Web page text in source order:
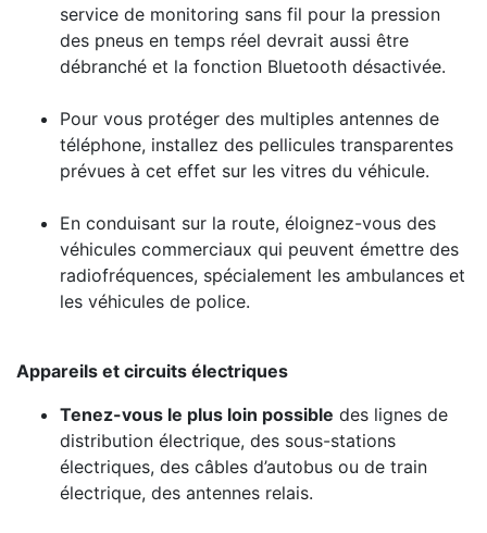
service de monitoring sans fil pour la pression
des pneus en temps réel devrait aussi être
débranché et la fonction Bluetooth désactivée.
Pour vous protéger des multiples antennes de
téléphone, installez des pellicules transparentes
prévues à cet effet sur les vitres du véhicule.
En conduisant sur la route, éloignez-vous des
véhicules commerciaux qui peuvent émettre des
radiofréquences, spécialement les ambulances et
les véhicules de police.
Appareils et circuits électriques
Tenez-vous le plus loin possible des lignes de
distribution électrique, des sous-stations
électriques, des câbles d’autobus ou de train
électrique, des antennes relais.